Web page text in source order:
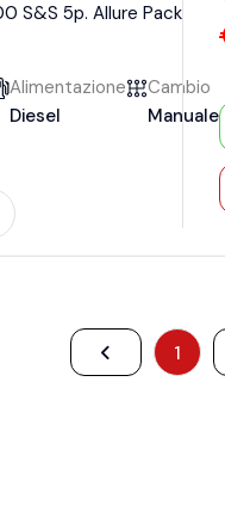
S&S 5p. Allure Pack
Alimentazione
Diesel
Cambio
Manuale
1